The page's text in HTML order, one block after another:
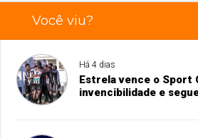
Você viu?
Há 4 dias
Estrela vence o Sport
invencibilidade e